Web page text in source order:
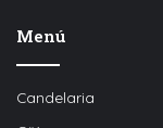
Menú
Candelaria